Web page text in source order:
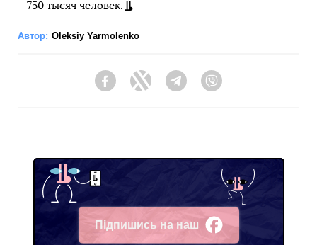
750 тысяч человек.
Автор: Oleksiy Yarmolenko
FacebookTwitter Telegram
Підпишись на наш
Facebook